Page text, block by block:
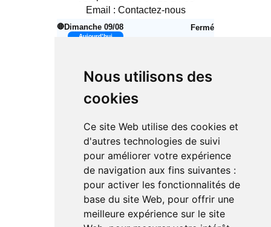
Nous utilisons des
cookies
Ce site Web utilise des cookies et
d'autres technologies de suivi
pour améliorer votre expérience
de navigation aux fins suivantes :
pour activer les fonctionnalités de
base du site Web, pour offrir une
meilleure expérience sur le site
Email : Contactez-nous
🔴Dimanche 09/08
Aujourd’hui
Fermé
Mardi 11/08
10h00 – 12h30
14h00 – 18h30
Mercredi 12/08
Jeudi 13/08
10h00 – 12h30
14h00 – 18h30
Vendredi 14/08
10h00 – 12h30
14h00 – 18h30
Samedi 15/08 Fermé
Dimanche 16/08 Fermé